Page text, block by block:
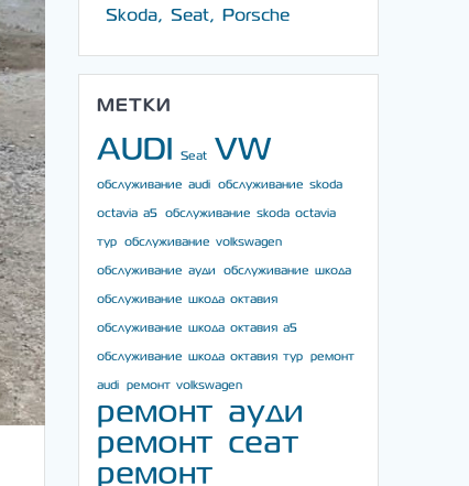
Skoda, Seat, Porsche
МЕТКИ
AUDI Seat VW
обслуживание audi обслуживание skoda
octavia a5 обслуживание skoda octavia
тур обслуживание volkswagen
обслуживание ауди обслуживание шкода
обслуживание шкода октавия
обслуживание шкода октавия а5
обслуживание шкода октавия тур ремонт
audi ремонт volkswagen
ремонт ауди
ремонт сеат
ремонт